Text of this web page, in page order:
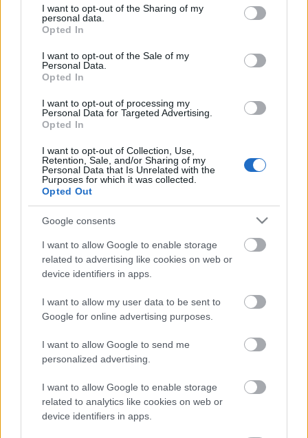
not limited to your visit or usage behaviour. You may click to
grant or deny consent to Google and its third-party tags to
use your data for below specified purposes in below Google
consent section.
I want to opt-out of the Sharing of my
personal data.
Opted In
I want to opt-out of the Sale of my
Personal Data.
Opted In
I want to opt-out of processing my
Personal Data for Targeted Advertising.
Opted In
I want to opt-out of Collection, Use,
Retention, Sale, and/or Sharing of my
Personal Data that Is Unrelated with the
Purposes for which it was collected.
Opted Out
Google consents
I want to allow Google to enable storage
related to advertising like cookies on web or
device identifiers in apps.
I want to allow my user data to be sent to
Google for online advertising purposes.
I want to allow Google to send me
personalized advertising.
I want to allow Google to enable storage
related to analytics like cookies on web or
device identifiers in apps.
Országos hírek
A lakosságra is fontos szerep hárul a szúnyoginvázió
elkerülésében
Folytatódik a szúnyogírtás szerte az országban. Az ázsiai
tigrisszúnyog a vízhiány ellenére is talál szaporodási helyet a
vödrökben, gyermekjátékokban.
Országos hírek
TÚLFOGYASZTÁS NAPJA - JÚLIUS 30-RA
FELHASZNÁLTA AZ EMBERISÉG A FÖLD EGÉSZ
ÉVRE ELEGENDŐ ERŐFORRÁSAIT
HIRDETÉS
HIRDETÉS
Indul a diákok pénzügyi ismereteit
erősítő Pénz7 programsorozat